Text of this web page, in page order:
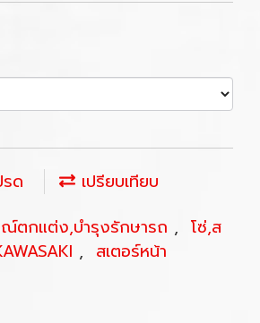
รด
เปรียบเทียบ
ตกแต่ง,บำรุงรักษารถ , โซ่,ส
, สเตอร์หน้า